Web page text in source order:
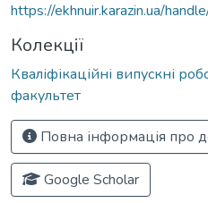
https://ekhnuir.karazin.ua/
Колекції
Кваліфікаційні випускні
факультет
Повна інформація про
Google Scholar